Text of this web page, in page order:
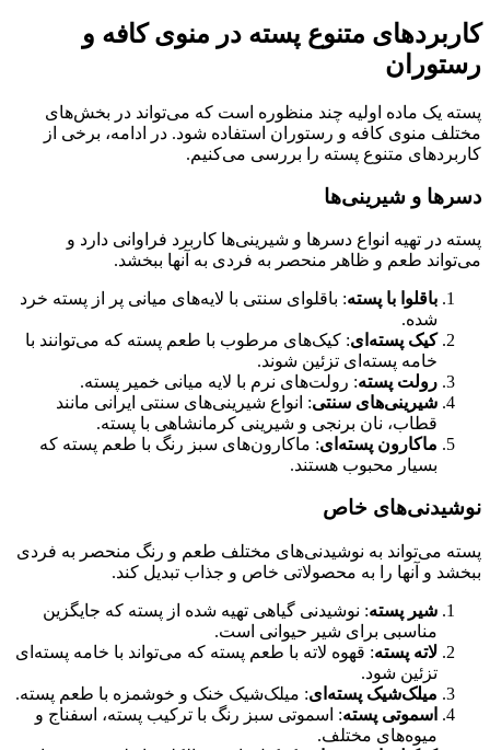
کاربردهای متنوع پسته در منوی کافه و
رستوران
پسته یک ماده اولیه چند منظوره است که می‌تواند در بخش‌های
مختلف منوی کافه و رستوران استفاده شود. در ادامه، برخی از
کاربردهای متنوع پسته را بررسی می‌کنیم.
دسرها و شیرینی‌ها
پسته در تهیه انواع دسرها و شیرینی‌ها کاربرد فراوانی دارد و
می‌تواند طعم و ظاهر منحصر به فردی به آنها ببخشد.
باقلوا با پسته: باقلوای سنتی با لایه‌های میانی پر از پسته خرد
شده.
کیک پسته‌ای: کیک‌های مرطوب با طعم پسته که می‌توانند با
خامه پسته‌ای تزئین شوند.
رولت پسته: رولت‌های نرم با لایه میانی خمیر پسته.
شیرینی‌های سنتی: انواع شیرینی‌های سنتی ایرانی مانند
قطاب، نان برنجی و شیرینی کرمانشاهی با پسته.
ماکارون پسته‌ای: ماکارون‌های سبز رنگ با طعم پسته که
بسیار محبوب هستند.
نوشیدنی‌های خاص
پسته می‌تواند به نوشیدنی‌های مختلف طعم و رنگ منحصر به فردی
ببخشد و آنها را به محصولاتی خاص و جذاب تبدیل کند.
شیر پسته: نوشیدنی گیاهی تهیه شده از پسته که جایگزین
مناسبی برای شیر حیوانی است.
لاته پسته: قهوه لاته با طعم پسته که می‌تواند با خامه پسته‌ای
تزئین شود.
میلک‌شیک پسته‌ای: میلک‌شیک خنک و خوشمزه با طعم پسته.
اسموتی پسته: اسموتی سبز رنگ با ترکیب پسته، اسفناج و
میوه‌های مختلف.